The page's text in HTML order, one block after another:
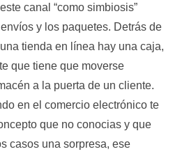
canal “como simbiosis”
y los paquetes. Detrás de
tienda en línea hay una caja,
que tiene que moverse
a la puerta de un cliente.
en el comercio electrónico te
que no conocias y que
casos una sorpresa, ese